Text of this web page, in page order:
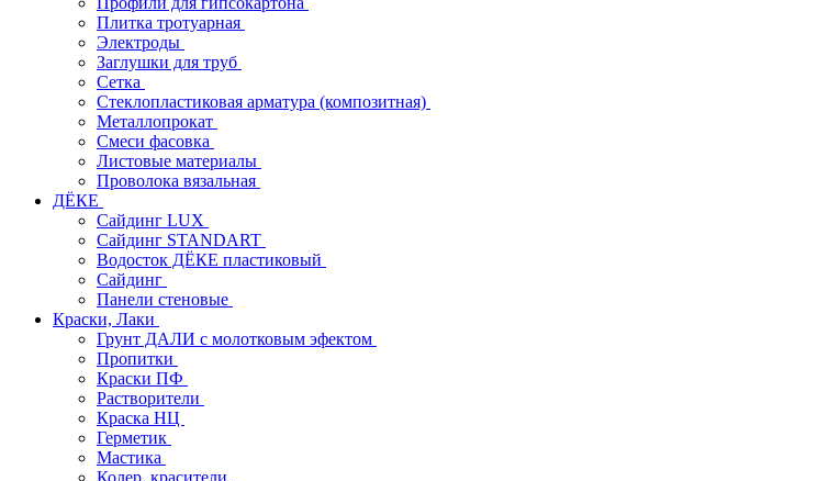
Плитка тротуарная
Электроды
Заглушки для труб
Сетка
Стеклопластиковая арматура (композитная)
Металлопрокат
Смеси фасовка
Листовые материалы
Проволока вязальная
ДЁКЕ
Сайдинг LUX
Сайдинг STANDART
Водосток ДЁКЕ пластиковый
Сайдинг
Панели стеновые
Краски, Лаки
Грунт ДАЛИ с молотковым эфектом
Пропитки
Краски ПФ
Растворители
Краска НЦ
Герметик
Мастика
Колер, красители